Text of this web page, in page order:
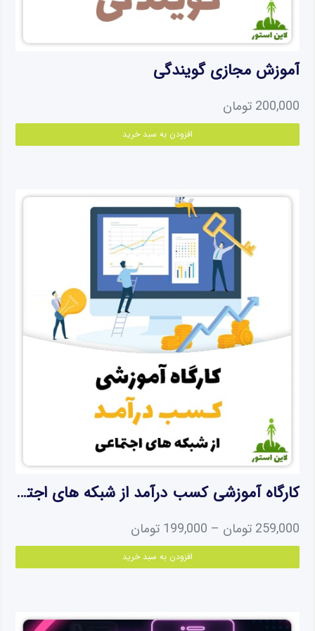
آموزش مجازی گویندگی
200,000 تومان
افزودن به سبد خرید
کارگاه آموزشی کسب درآمد از شبکه های اجتماعی
259,000 تومان –
199,000 تومان
range:
199,000 تومان
افزودن به سبد خرید
این